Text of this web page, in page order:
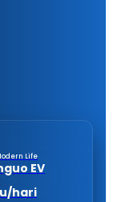
Life
EV
hari